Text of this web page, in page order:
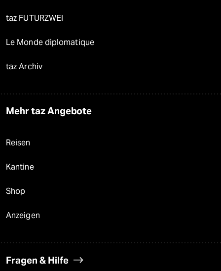
taz FUTURZWEI
Le Monde diplomatique
taz Archiv
Mehr taz Angebote
Reisen
Kantine
Shop
Anzeigen
Fragen & Hilfe